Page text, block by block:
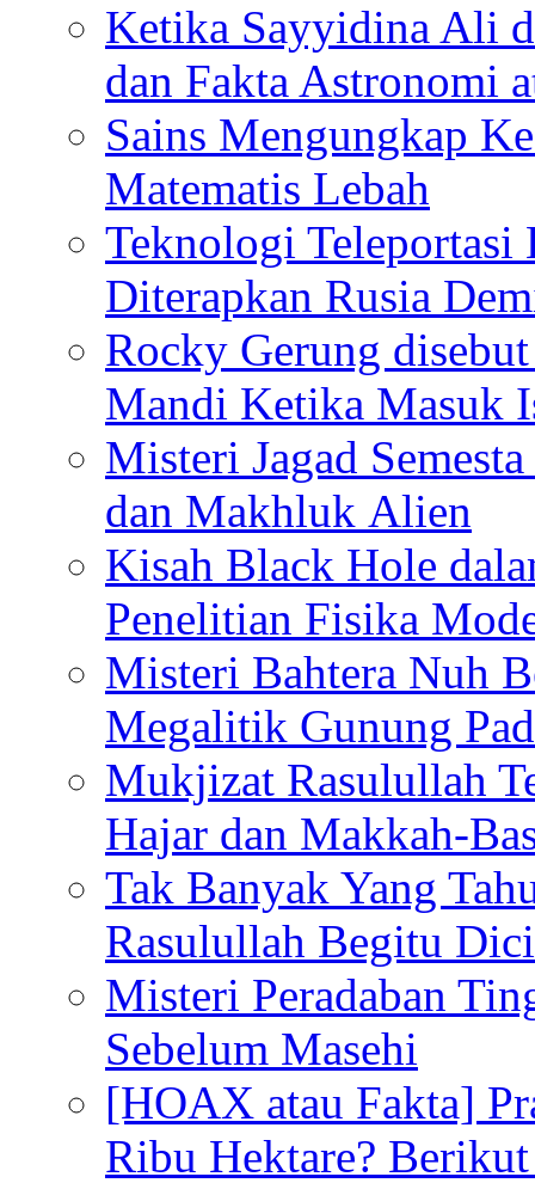
Ketika Sayyidina Ali
dan Fakta Astronomi
Sains Mengungkap
Matematis Lebah
Teknologi Teleportasi
Diterapkan Rusia
Rocky Gerung
Mandi Ketika Masuk
Misteri Jagad
dan Makhluk Alien
Kisah Black Hole
Penelitian Fisika
Misteri Bahtera Nuh
Megalitik Gunung
Mukjizat Rasulullah
Hajar dan Makkah-
Tak Banyak Yang
Rasulullah Begitu
Misteri Peradaban
Sebelum Masehi
[HOAX atau Fakta]
Ribu Hektare?